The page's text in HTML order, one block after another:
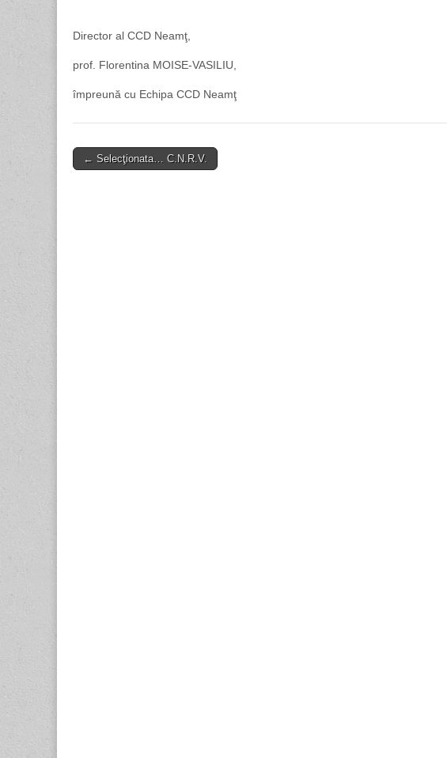
Director al CCD Neamţ,
prof. Florentina MOISE-VASILIU,
împreună cu Echipa CCD Neamţ
Post
← Selecţionata… C.N.R.V.